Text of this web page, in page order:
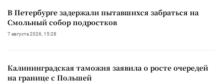
В Петербурге задержали пытавшихся забраться на
Смольный собор подростков
7 августа 2026, 15:28
Калининградская таможня заявила о росте очередей
на границе с Польшей